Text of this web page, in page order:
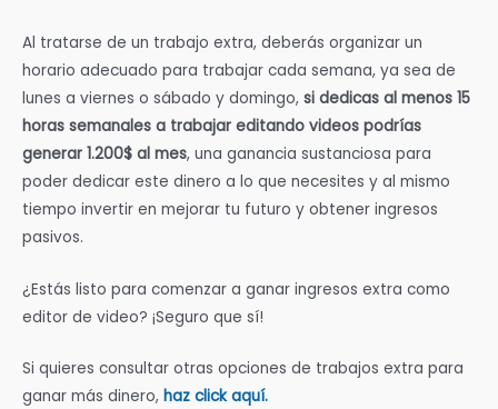
Al tratarse de un trabajo extra, deberás organizar un
horario adecuado para trabajar cada semana, ya sea de
lunes a viernes o sábado y domingo, si dedicas al menos 15
horas semanales a trabajar editando videos podrías
generar 1.200$ al mes, una ganancia sustanciosa para
poder dedicar este dinero a lo que necesites y al mismo
tiempo invertir en mejorar tu futuro y obtener ingresos
pasivos.
¿Estás listo para comenzar a ganar ingresos extra como
editor de video? ¡Seguro que sí!
Si quieres consultar otras opciones de trabajos extra para
ganar más dinero, haz click aquí.